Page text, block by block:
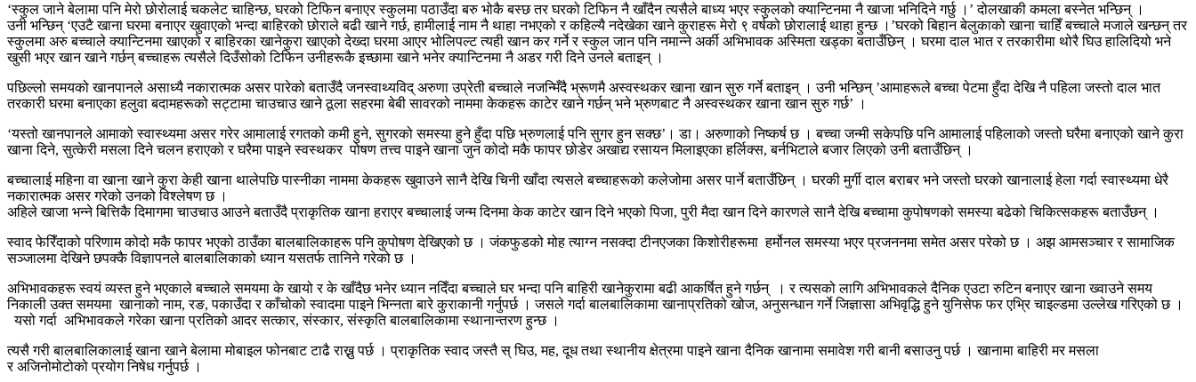
‘स्कुल जाने बेलामा पनि मेरो छोरोलाई चकलेट चाहिन्छ, घरको टिफिन बनाएर स्कुलमा पठाउँदा बरु भोकै बस्छ तर घरको टिफिन नै खाँदैन त्यसैले बाध्य भएर स्कुलको क्यान्टिनमा नै खाजा भनिदिने गर्छु ।’ दोलखाकी कमला बस्नेत भन्छिन् ।
उनी भन्छिन् ‘एउटै खाना घरमा बनाएर खुवाएको भन्दा बाहिरको छोराले बढी खाने गर्छ, हामीलाई नाम नै थाहा नभएको र कहिल्यै नदेखेका खाने कुराहरू मेरो ९ वर्षको छोरालाई थाहा हुन्छ ।’घरको बिहान बेलुकाको खाना चाहिँ बच्चाले मजाले खन्छन् तर
स्कुलमा अरु बच्चाले क्यान्टिनमा खाएको र बाहिरका खानेकुरा खाएको देख्दा घरमा आएर भोलिपल्ट त्यही खान कर गर्ने र स्कुल जान पनि नमान्ने अर्की अभिभावक अस्मिता खड्का बताउँछिन् । घरमा दाल भात र तरकारीमा थोरै घिउ हालिदियो भने
खुसी भएर खान खाने गर्छन् बच्चाहरू त्यसैले दिउँसोको टिफिन उनीहरूकै इच्छामा खाने भनेर क्यान्टिनमा नै अडर गरी दिने उनले बताइन् ।
पछिल्लो समयको खानपानले असाध्यै नकारात्मक असर पारेको बताउँदै जनस्वाथ्यविद् अरुणा उप्रेती बच्चाले नजन्मिँदै भ्रूणमै अस्वस्थकर खाना खान सुरु गर्ने बताइन् । उनी भन्छिन् ’आमाहरूले बच्चा पेटमा हुँदा देखि नै पहिला जस्तो दाल भात
तरकारी घरमा बनाएका हलुवा बदामहरूको सट्टामा चाउचाउ खाने ठूला सहरमा बेबी सावरको नाममा केकहरू काटेर खाने गर्छन् भने भ्रुणबाट नै अस्वस्थकर खाना खान सुरु गर्छ’ ।
‘यस्तो खानपानले आमाको स्वास्थ्यमा असर गरेर आमालाई रगतको कमी हुने, सुगरको समस्या हुने हुँदा पछि भ्रुणलाई पनि सुगर हुन सक्छ’। डा। अरुणाको निष्कर्ष छ । बच्चा जन्मी सकेपछि पनि आमालाई पहिलाको जस्तो घरैमा बनाएको खाने कुरा
खाना दिने, सुत्केरी मसला दिने चलन हराएको र घरैमा पाइने स्वस्थकर पोषण तत्त्व पाइने खाना जुन कोदो मकै फापर छोडेर अखाद्य रसायन मिलाइएका हर्लिक्स, बर्नभिटाले बजार लिएको उनी बताउँछिन् ।
बच्चालाई महिना वा खाना खाने कुरा केही खाना थालेपछि पास्नीका नाममा केकहरू खुवाउने सानै देखि चिनी खाँदा त्यसले बच्चाहरूको कलेजोमा असर पार्ने बताउँछिन् । घरकी मुर्गी दाल बराबर भने जस्तो घरको खानालाई हेला गर्दा स्वास्थ्यमा धेरै
नकारात्मक असर गरेको उनको विश्लेषण छ ।
अहिले खाजा भन्ने बित्तिकै दिमागमा चाउचाउ आउने बताउँदै प्राकृतिक खाना हराएर बच्चालाई जन्म दिनमा केक काटेर खान दिने भएको पिजा, पुरी मैदा खान दिने कारणले सानै देखि बच्चामा कुपोषणको समस्या बढेको चिकित्सकहरू बताउँछन् ।
स्वाद फेरिँदाको परिणाम कोदो मकै फापर भएको ठाउँका बालबालिकाहरू पनि कुपोषण देखिएको छ । जंकफुडको मोह त्याग्न नसक्दा टीनएजका किशोरीहरूमा हर्मोनल समस्या भएर प्रजननमा समेत असर परेको छ । अझ आमसञ्चार र सामाजिक
सञ्जालमा देखिने छपक्कै विज्ञापनले बालबालिकाको ध्यान यसतर्फ तानिने गरेको छ ।
अभिभावकहरू स्वयं व्यस्त हुने भएकाले बच्चाले समयमा के खायो र के खाँदैछ भनेर ध्यान नदिँदा बच्चाले घर भन्दा पनि बाहिरी खानेकुरामा बढी आकर्षित हुने गर्छन् । र त्यसको लागि अभिभावकले दैनिक एउटा रुटिन बनाएर खाना ख्वाउने समय
निकाली उक्त समयमा खानाको नाम, रङ, पकाउँदा र काँचोको स्वादमा पाइने भिन्नता बारे कुराकानी गर्नुपर्छ । जसले गर्दा बालबालिकामा खानाप्रतिको खोज, अनुसन्धान गर्ने जिज्ञासा अभिवृद्धि हुने युनिसेफ फर एभ्रि चाइल्डमा उल्लेख गरिएको छ ।
यसो गर्दा अभिभावकले गरेका खाना प्रतिको आदर सत्कार, संस्कार, संस्कृति बालबालिकामा स्थानान्तरण हुन्छ ।
त्यसै गरी बालबालिकालाई खाना खाने बेलामा मोबाइल फोनबाट टाढै राख्नु पर्छ । प्राकृतिक स्वाद जस्तै स् घिउ, मह, दूध तथा स्थानीय क्षेत्रमा पाइने खाना दैनिक खानामा समावेश गरी बानी बसाउनु पर्छ । खानामा बाहिरी मर मसला
र अजिनोमोटोको प्रयोग निषेध गर्नुपर्छ ।